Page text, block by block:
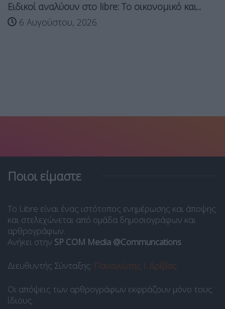
Ειδικοί αναλύουν στο libre: Το οικονομικό και...
6 Αυγούστου, 2026
Ποιοι είμαστε
Το Libre είναι ένας ιστότοπος ενημέρωσης και άποψης
και στελεχώνεται από ομάδα δημοσιογράφων και
αρθρογράφων.
Ανήκει στην SP COM Media @Communcations
Διευθυντής Σύνταξης: Παναγιώτης Ι. Δρίβας
Οι απόψεις των αρθρογράφων εκφράζουν μόνο τους
ίδιους.